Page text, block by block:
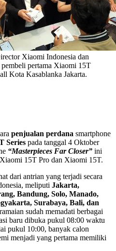
Xiaomi Indonesia dan
pertama Xiaomi 15T
Kota Kasablanka Jakarta.
penjualan perdana smartphone
Series pada tanggal 4 Oktober
“Masterpieces Far Closer” ini
15T Pro dan Xiaomi 15T.
dari antrian yang terjadi secara
meliputi Jakarta,
Bandung, Solo, Manado,
Surabaya, Bali, dan
sudah memadati berbagai
baru dibuka pukul 08:00 waktu
pukul 10:00, banyak calon
menjadi yang pertama memiliki